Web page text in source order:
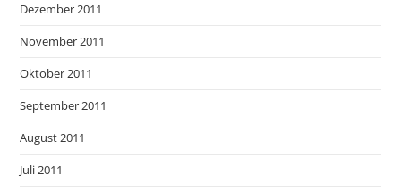
Dezember 2011
November 2011
Oktober 2011
September 2011
August 2011
Juli 2011